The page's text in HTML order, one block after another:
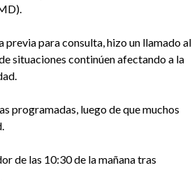
previa para consulta, hizo un llamado al
situaciones continúen afectando a la
programadas, luego de que muchos
de las 10:30 de la mañana tras